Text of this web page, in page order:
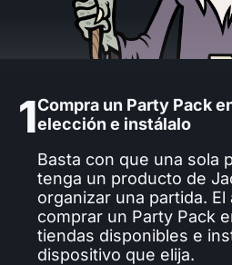
1Compra un Party Pack
elección e instálalo
Basta con que una sola
tenga un producto de
organizar una partida.
comprar un Party Pack
tiendas disponibles e
dispositivo que elija.